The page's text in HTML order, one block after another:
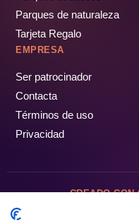
Parques de naturaleza
Tarjeta Regalo
EMPRESA
Ser patrocinador
Contacta
Términos de uso
Privacidad
CREADO CON